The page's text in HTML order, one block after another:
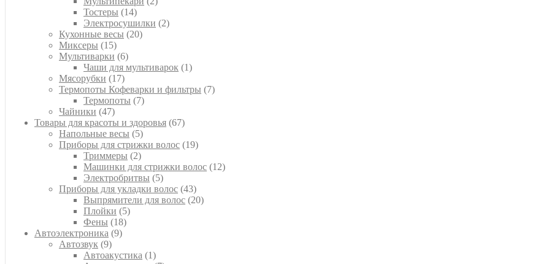
Тостеры 1414
товаров
Электросушилки 22
Кухонные весы 2020
Миксеры 1515
товаров
Мультиварки 66
товаров
Чаши для мультиварок 11
Мясорубки 1717
товаров
Термопоты Кофеварки и фильтры 77
Термопоты 77
Чайники 4747
товаров
Товары для красоты и здоровья 6767
Напольные весы 55
товаров
Приборы для стрижки волос 1919
Триммеры 22
товара
Машинки для стрижки волос 1212
Электробритвы 55
товаров
Приборы для укладки волос 4343
товара
Выпрямители для волос 2020
Плойки 55
Фены 1818
Автоэлектроника 99
Автозвук 99
товаров
Автоакустика 11